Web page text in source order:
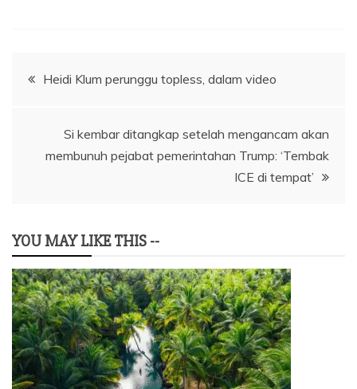
Navigasi
Heidi Klum perunggu topless, dalam video
Si kembar ditangkap setelah mengancam akan
membunuh pejabat pemerintahan Trump: ‘Tembak
ICE di tempat’
YOU MAY LIKE THIS --